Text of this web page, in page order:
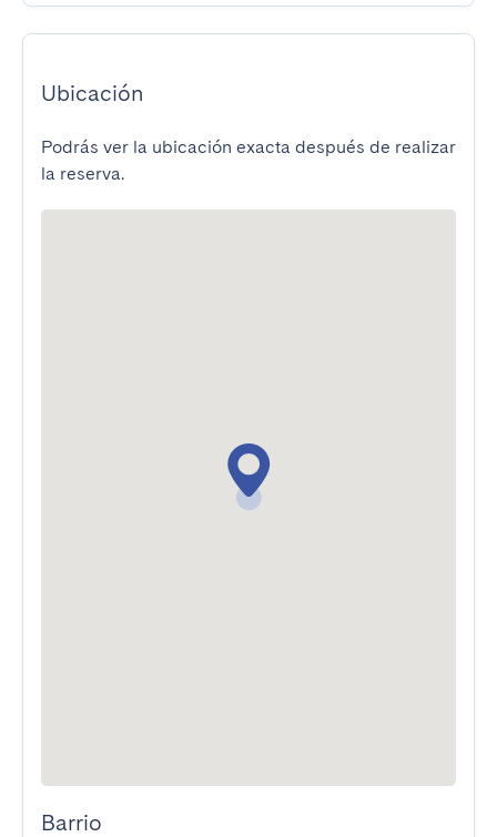
Ubicación
Podrás ver la ubicación exacta después de realizar
la reserva.
Barrio